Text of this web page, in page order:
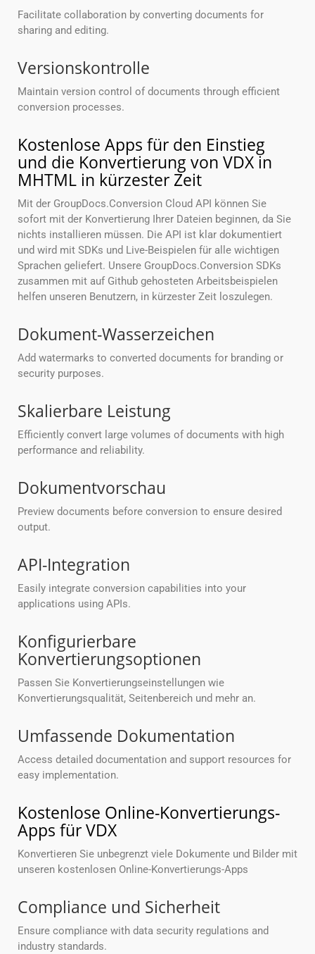
Facilitate collaboration by converting documents for
sharing and editing.
Versionskontrolle
Maintain version control of documents through efficient
conversion processes.
Kostenlose Apps für den Einstieg
und die Konvertierung von VDX in
MHTML in kürzester Zeit
Mit der GroupDocs.Conversion Cloud API können Sie
sofort mit der Konvertierung Ihrer Dateien beginnen, da Sie
nichts installieren müssen. Die API ist klar dokumentiert
und wird mit SDKs und Live-Beispielen für alle wichtigen
Sprachen geliefert. Unsere GroupDocs.Conversion SDKs
zusammen mit auf Github gehosteten Arbeitsbeispielen
helfen unseren Benutzern, in kürzester Zeit loszulegen.
Dokument-Wasserzeichen
Add watermarks to converted documents for branding or
security purposes.
Skalierbare Leistung
Efficiently convert large volumes of documents with high
performance and reliability.
Dokumentvorschau
Preview documents before conversion to ensure desired
output.
API-Integration
Easily integrate conversion capabilities into your
applications using APIs.
Konfigurierbare
Konvertierungsoptionen
Passen Sie Konvertierungseinstellungen wie
Konvertierungsqualität, Seitenbereich und mehr an.
Umfassende Dokumentation
Access detailed documentation and support resources for
easy implementation.
Kostenlose Online-Konvertierungs-
Apps für VDX
Konvertieren Sie unbegrenzt viele Dokumente und Bilder mit
unseren kostenlosen Online-Konvertierungs-Apps
Compliance und Sicherheit
Ensure compliance with data security regulations and
industry standards.